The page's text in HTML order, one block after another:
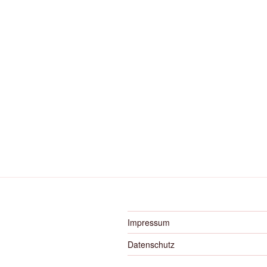
Impressum
Datenschutz